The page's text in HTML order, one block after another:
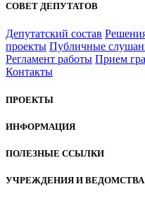
СОВЕТ ДЕПУТАТОВ
Депутатский состав
проекты Публичные
Регламент работы Прием
Контакты
ПРОЕКТЫ
ИНФОРМАЦИЯ
ПОЛЕЗНЫЕ ССЫЛКИ
УЧРЕЖДЕНИЯ И ВЕДОМСТВА